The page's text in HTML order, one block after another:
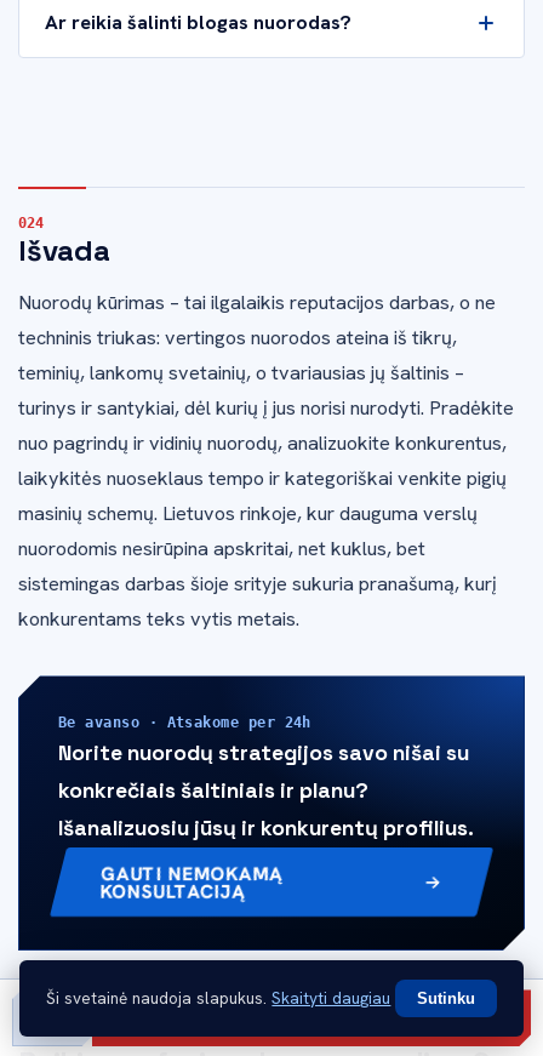
Ar reikia šalinti blogas nuorodas?
Išvada
Nuorodų kūrimas – tai ilgalaikis reputacijos darbas, o ne
techninis triukas: vertingos nuorodos ateina iš tikrų,
teminių, lankomų svetainių, o tvariausias jų šaltinis –
turinys ir santykiai, dėl kurių į jus norisi nurodyti. Pradėkite
nuo pagrindų ir vidinių nuorodų, analizuokite konkurentus,
laikykitės nuoseklaus tempo ir kategoriškai venkite pigių
masinių schemų. Lietuvos rinkoje, kur dauguma verslų
nuorodomis nesirūpina apskritai, net kuklus, bet
sistemingas darbas šioje srityje sukuria pranašumą, kurį
konkurentams teks vytis metais.
Be avanso · Atsakome per 24h
Norite nuorodų strategijos savo nišai su
konkrečiais šaltiniais ir planu?
Išanalizuosiu jūsų ir konkurentų profilius.
GAUTI NEMOKAMĄ
KONSULTACIJĄ
Ši svetainė naudoja slapukus.Skaityti daugiau Sutinku
Skambinti